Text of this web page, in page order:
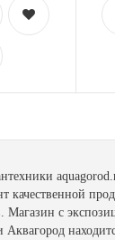
качественной
Магазин с